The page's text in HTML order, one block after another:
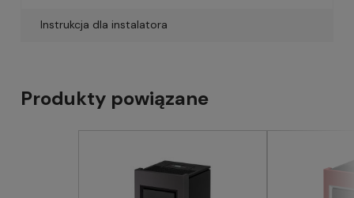
Instrukcja dla instalatora
Produkty powiązane